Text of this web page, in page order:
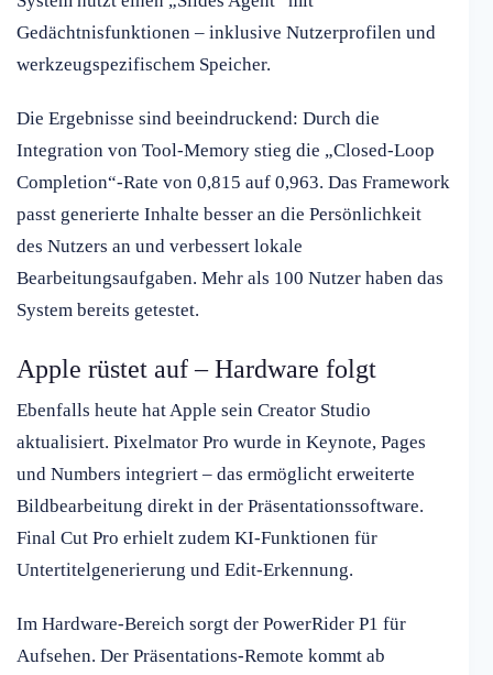
Gedächtnisfunktionen – inklusive Nutzerprofilen und
werkzeugspezifischem Speicher.
Die Ergebnisse sind beeindruckend: Durch die
Integration von Tool-Memory stieg die „Closed-Loop
Completion“-Rate von 0,815 auf 0,963. Das Framework
passt generierte Inhalte besser an die Persönlichkeit
des Nutzers an und verbessert lokale
Bearbeitungsaufgaben. Mehr als 100 Nutzer haben das
System bereits getestet.
Apple rüstet auf – Hardware folgt
Ebenfalls heute hat Apple sein Creator Studio
aktualisiert. Pixelmator Pro wurde in Keynote, Pages
und Numbers integriert – das ermöglicht erweiterte
Bildbearbeitung direkt in der Präsentationssoftware.
Final Cut Pro erhielt zudem KI-Funktionen für
Untertitelgenerierung und Edit-Erkennung.
Im Hardware-Bereich sorgt der PowerRider P1 für
Aufsehen. Der Präsentations-Remote kommt ab